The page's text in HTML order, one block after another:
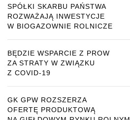
SPÓŁKI SKARBU PAŃSTWA
ROZWAŻAJĄ INWESTYCJE
W BIOGAZOWNIE ROLNICZE
BĘDZIE WSPARCIE Z PROW
ZA STRATY W ZWIĄZKU
Z COVID-19
GK GPW ROZSZERZA
OFERTĘ PRODUKTOWĄ